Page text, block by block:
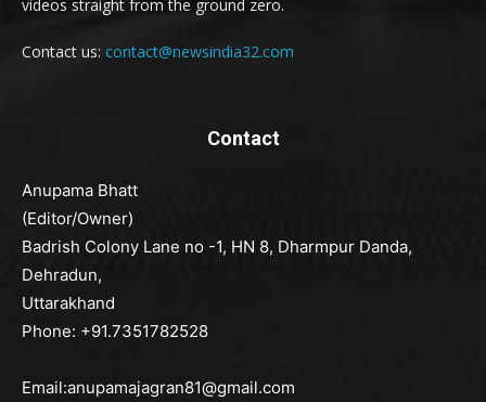
videos straight from the ground zero.
Contact us: contact@newsindia32.com
Contact
Anupama Bhatt
(Editor/Owner)
Badrish Colony Lane no -1, HN 8, Dharmpur Danda,
Dehradun,
Uttarakhand
Phone: +91.7351782528
Email:anupamajagran81@gmail.com